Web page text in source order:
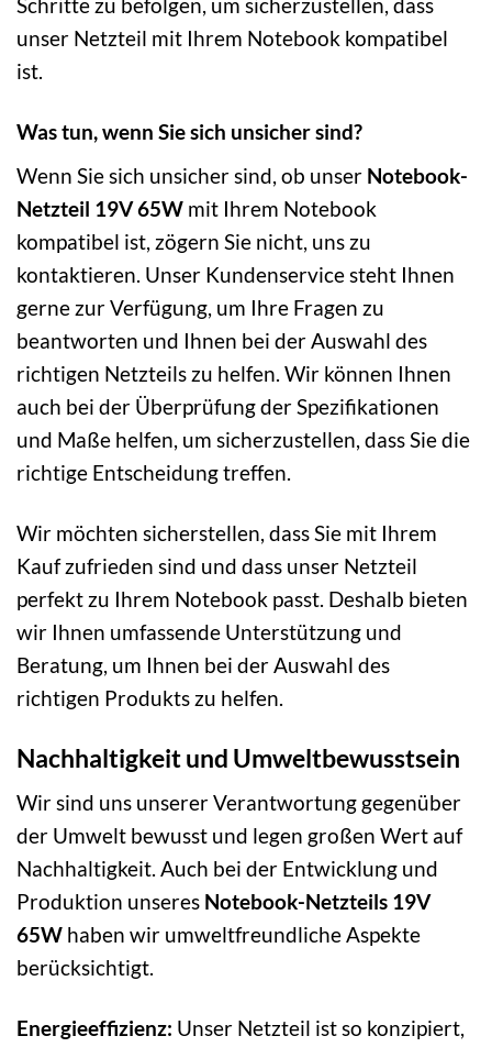
Schritte zu befolgen, um sicherzustellen, dass
unser Netzteil mit Ihrem Notebook kompatibel
ist.
Was tun, wenn Sie sich unsicher sind?
Wenn Sie sich unsicher sind, ob unser Notebook-
Netzteil 19V 65W mit Ihrem Notebook
kompatibel ist, zögern Sie nicht, uns zu
kontaktieren. Unser Kundenservice steht Ihnen
gerne zur Verfügung, um Ihre Fragen zu
beantworten und Ihnen bei der Auswahl des
richtigen Netzteils zu helfen. Wir können Ihnen
auch bei der Überprüfung der Spezifikationen
und Maße helfen, um sicherzustellen, dass Sie die
richtige Entscheidung treffen.
Wir möchten sicherstellen, dass Sie mit Ihrem
Kauf zufrieden sind und dass unser Netzteil
perfekt zu Ihrem Notebook passt. Deshalb bieten
wir Ihnen umfassende Unterstützung und
Beratung, um Ihnen bei der Auswahl des
richtigen Produkts zu helfen.
Nachhaltigkeit und Umweltbewusstsein
Wir sind uns unserer Verantwortung gegenüber
der Umwelt bewusst und legen großen Wert auf
Nachhaltigkeit. Auch bei der Entwicklung und
Produktion unseres Notebook-Netzteils 19V
65W haben wir umweltfreundliche Aspekte
berücksichtigt.
Energieeffizienz: Unser Netzteil ist so konzipiert,